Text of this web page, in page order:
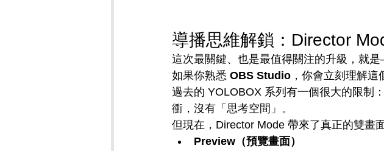
導播思維解鎖：Director
這次最關鍵、也是最值得關注的升級，就
如果你熟悉 OBS Studio ，你會立刻理解這
過去的 YOLOBOX 系列有一個很大的限制
衝，沒有「思考空間」。
但現在，Director Mode 帶來了真正的雙畫
Preview（預覽畫面）